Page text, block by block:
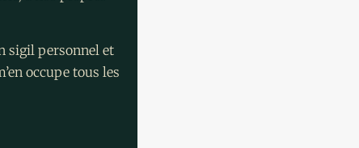
sigil personnel et
occupe tous les